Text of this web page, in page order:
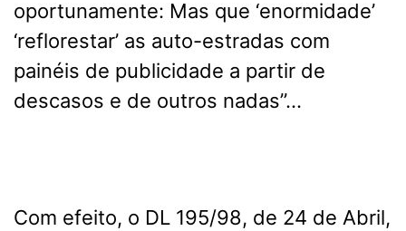
oportunamente: Mas que ‘enormidade’
‘reflorestar’ as auto-estradas com
painéis de publicidade a partir de
descasos e de outros nadas”…
Com efeito, o DL 195/98, de 24 de Abril,